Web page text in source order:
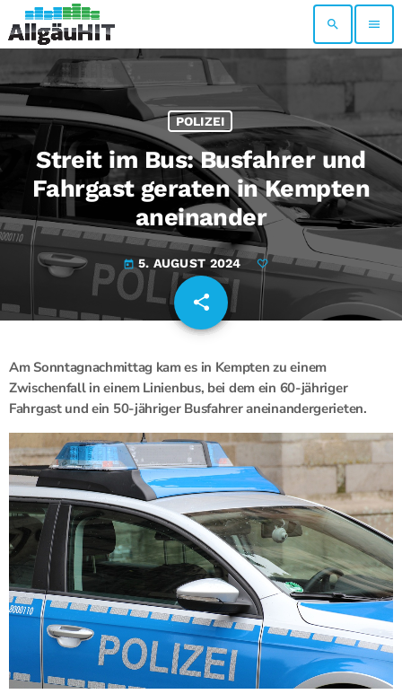
search menu
POLIZEI
Streit im Bus: Busfahrer und
Fahrgast geraten in Kempten
aneinander
today 5. AUGUST 2024
share
email
Am Sonntagnachmittag kam es in Kempten zu einem
Zwischenfall in einem Linienbus, bei dem ein 60-jähriger
Fahrgast und ein 50-jähriger Busfahrer aneinandergerieten.